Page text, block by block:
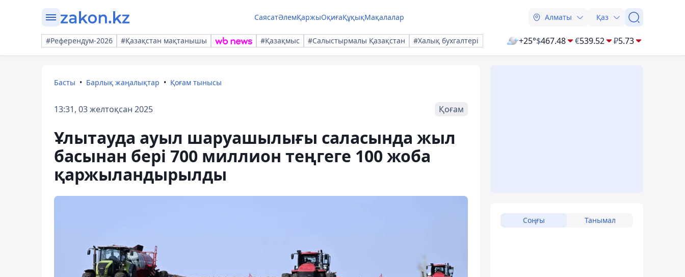
СаясатӘлемҚаржыОқиғаҚұқықМақалалар Алматы Қаз
#Референдум-2026 #Қазақстан мақтанышы #Қазақмыс #Салыстырмалы Қазақстан #Халық бухгалтері +25°$467.48 €539.52 ₽5.73
Басты Барлық жаңалықтар Қоғам тынысы
13:31, 03 желтоқсан 2025 Қоғам
Ұлытауда ауыл шаруашылығы саласында жыл
басынан бері 700 миллион теңгеге 100 жоба
қаржыландырылды
Соңғы Танымал